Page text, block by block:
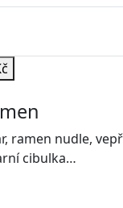
ramen nudle,
cibulka…